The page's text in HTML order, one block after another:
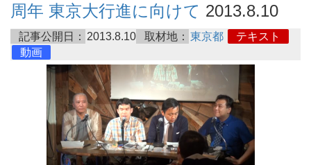
周年 東京大行進に向けて 2013.8.10
記事公開日： 2013.8.10 取材地： 東京都
テキスト
動画